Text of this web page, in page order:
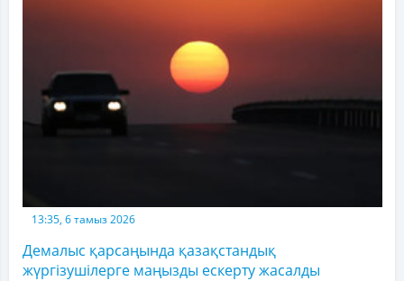
13:35, 6 тамыз 2026
Демалыс қарсаңында қазақстандық
жүргізушілерге маңызды ескерту жасалды